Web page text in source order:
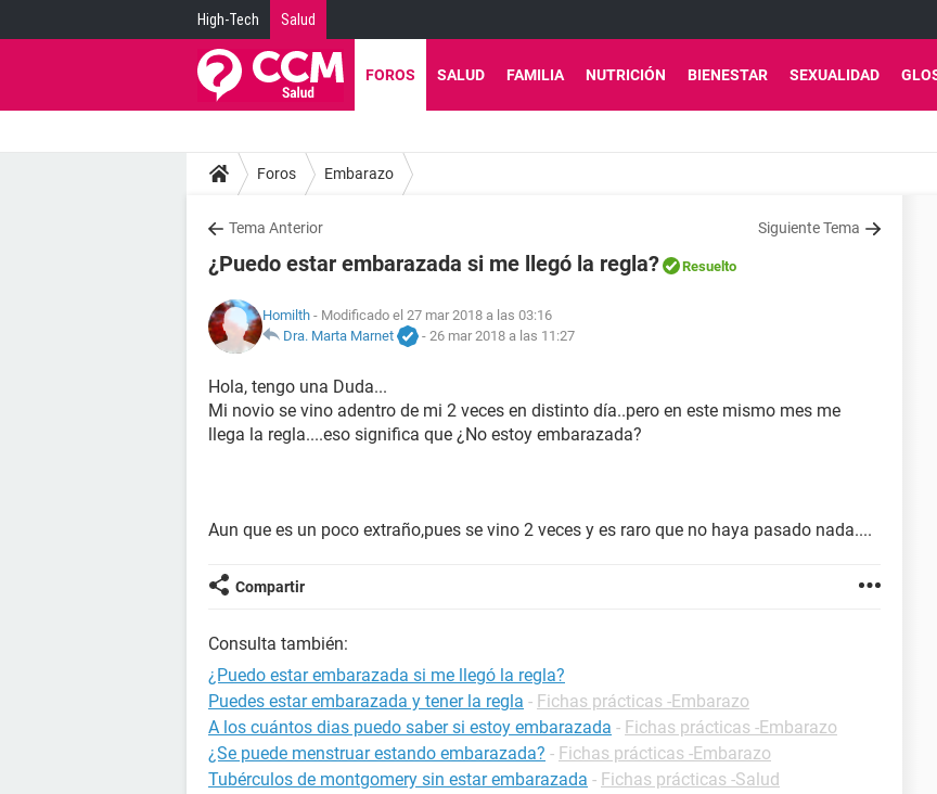
High-Tech Salud
FOROS SALUD FAMILIA NUTRICIÓN BIENESTAR SEXUALIDAD
Foros Embarazo
Tema Anterior Siguiente Tema
¿Puedo estar embarazada si me llegó la regla? Resuelto
Homilth - Modificado el 27 mar 2018 a las 03:16
Dra. Marta Marnet
- 26 mar 2018 a las 11:27
Hola, tengo una Duda...
Mi novio se vino adentro de mi 2 veces en distinto día..pero en este mismo mes me
llega la regla....eso significa que ¿No estoy embarazada?
Aun que es un poco extraño,pues se vino 2 veces y es raro que no haya pasado nada....
Compartir
Consulta también:
¿Puedo estar embarazada si me llegó la regla?
Puedes estar embarazada y tener la regla - Fichas prácticas -Embarazo
A los cuántos dias puedo saber si estoy embarazada - Fichas prácticas -Embarazo
¿Se puede menstruar estando embarazada? - Fichas prácticas -Embarazo
Tubérculos de montgomery sin estar embarazada - Fichas prácticas -Salud